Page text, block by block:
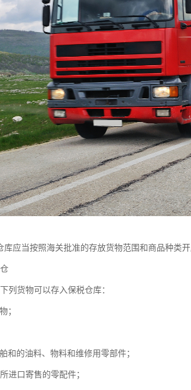
库应当按照海关批准的存放货物范围和商品种类开
列货物可以存入保税仓库：
；
和的油料、物料和维修用零部件；
进口寄售的零配件；